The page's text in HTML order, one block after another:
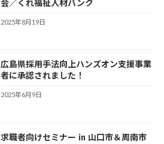
会／くれ福祉人材バンク
2025年8月19日
広島県採用手法向上ハンズオン支援事業
者に承認されました！
2025年6月9日
求職者向けセミナー ㏌ 山口市＆周南市